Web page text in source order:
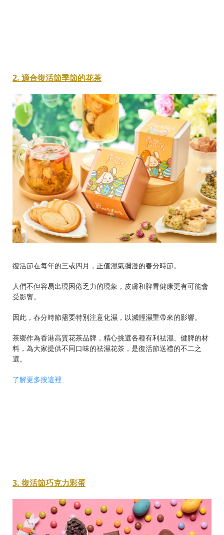
2. 適合復活節季節的花茶
復活節在每年的三或四月，正值濕氣彌漫的春分時節。
人們不但容易出現困倦乏力的現象，皮膚和脾胃健康更有可能會
受影響。
因此，春分時節需要特別注意化濕，以減輕濕重帶來的影響。
茶鄉作為香港高質花茶品牌，精心挑選各種有利祛濕、健脾的材
料，為大家提供不同口味的祛濕花茶，是復活節送禮的不二之
選。
了解更多按這裡
3. 復活節巧克力彩蛋